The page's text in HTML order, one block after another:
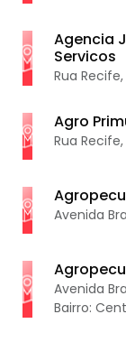
Agencia
Servicos
Rua
Agro
Rua
Avenida
Avenida
Bairro: